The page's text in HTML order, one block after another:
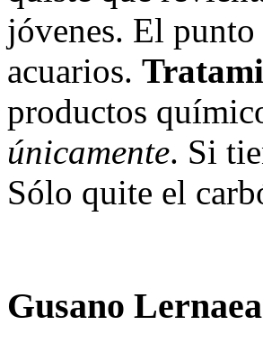
jóvenes. El punto
acuarios.
productos
únicamente. Si
Sólo quite el
Gusano Lernaea